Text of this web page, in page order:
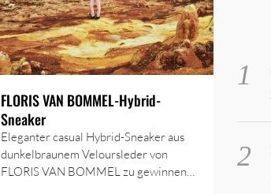
FLORIS VAN BOMMEL-Hybrid-
Sneaker
Eleganter casual Hybrid-Sneaker aus
dunkelbraunem Veloursleder von
FLORIS VAN BOMMEL zu gewinnen…